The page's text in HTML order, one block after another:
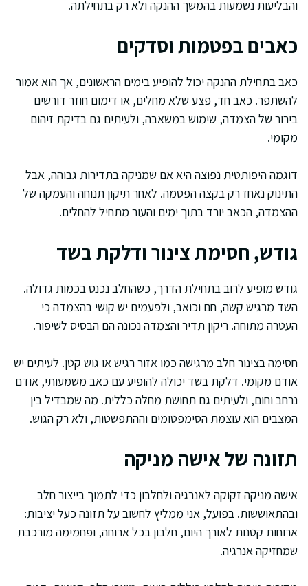
והבליעות נשמעות בהמשך ההנקה ולא רק בתחילתה.
כאבים בפטמות וסדקים
כאב בתחילת ההנקה יכול להופיע בימים הראשונים, אך הוא אמור
להשתפר. כאב חד, פצע שלא מחלים, או דימום חוזר דורשים
בירור של הצמדה, שימוש במשאבה, ולעיתים גם בדיקת זיהום
מקומי.
דוגמה היפותטית נפוצה היא אם שמניקה בתדירות גבוהה, אבל
התינוק נאחז רק בקצה הפטמה. לאחר תיקון תנוחה והעמקה של
ההצמדה, הכאב יורד בתוך ימים והעור מתחיל להחלים.
גודש, חסימת צינור ודלקת בשד
גודש מופיע לרוב בתחילת הדרך, כשהחלב נכנס בכמות גדולה.
השד מרגיש קשה, חם וכואב, ולפעמים יש קושי בהצמדה כי
העטרה מתוחה. ריקון תדיר והצמדה נכונה הם הבסיס לשיפור.
חסימה בצינור חלב מרגישה כמו אזור רגיש או גוש קטן. לעיתים יש
אודם מקומי. דלקת בשד יכולה להופיע עם כאב משמעותי, אודם
נרחב וחום, ולעיתים גם תחושת מחלה כללית. מה שמבדיל בין
המצבים הוא עוצמת הסימפטומים וההתפשטות, ולא רק הגוש.
תזונה של אישה מניקה
אישה מניקה זקוקה לאנרגיה ולחלבון כדי לתמוך בייצור חלב
ובהתאוששות. בפועל, אני ממליץ לחשוב על תזונה כעל יציבות:
ארוחות קטנות לאורך היום, חלבון בכל ארוחה, ופחמימה מורכבת
שמחזיקה אנרגיה.